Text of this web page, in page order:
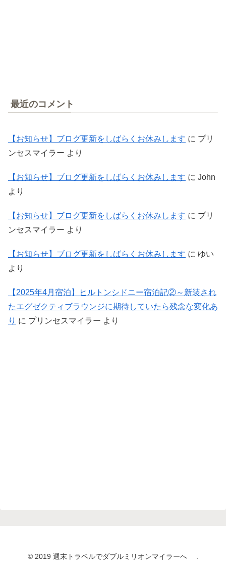
最近のコメント
【お知らせ】ブログ更新をしばらくお休みします に プリ
ンセスマイラー より
【お知らせ】ブログ更新をしばらくお休みします に John
より
【お知らせ】ブログ更新をしばらくお休みします に プリ
ンセスマイラー より
【お知らせ】ブログ更新をしばらくお休みします に ゆい
より
【2025年4月宿泊】ヒルトンシドニー宿泊記②～新装され
たエグゼクティブラウンジに期待していたら残念な変化あ
り に プリンセスマイラー より
© 2019 週末トラベルでダブルミリオンマイラーへ .